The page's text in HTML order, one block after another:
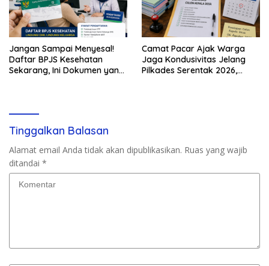
Jangan Sampai Menyesal!
Daftar BPJS Kesehatan
Sekarang, Ini Dokumen yang
Camat Pacar Ajak Warga
Jaga Kondusivitas Jelang
Pilkades Serentak 2026,
Tinggalkan Balasan
Alamat email Anda tidak akan dipublikasikan. Ruas yang wajib
ditandai *